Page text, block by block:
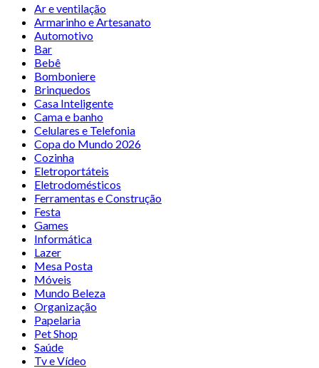
Ar e ventilação
Armarinho e Artesanato
Automotivo
Bar
Bebê
Bomboniere
Brinquedos
Casa Inteligente
Cama e banho
Celulares e Telefonia
Copa do Mundo 2026
Cozinha
Eletroportáteis
Eletrodomésticos
Ferramentas e Construção
Festa
Games
Informática
Lazer
Mesa Posta
Móveis
Mundo Beleza
Organização
Papelaria
Pet Shop
Saúde
Tv e Vídeo